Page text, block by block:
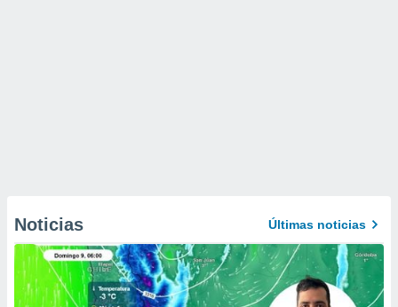
Noticias Últimas noticias